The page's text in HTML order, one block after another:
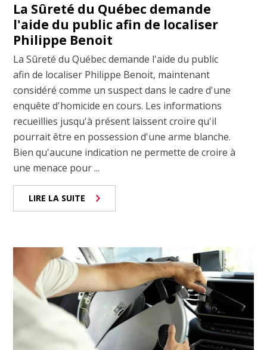
La Sûreté du Québec demande
l'aide du public afin de localiser
Philippe Benoit
La Sûreté du Québec demande l'aide du public
afin de localiser Philippe Benoit, maintenant
considéré comme un suspect dans le cadre d'une
enquête d'homicide en cours. Les informations
recueillies jusqu'à présent laissent croire qu'il
pourrait être en possession d'une arme blanche.
Bien qu'aucune indication ne permette de croire à
une menace pour ...
LIRE LA SUITE